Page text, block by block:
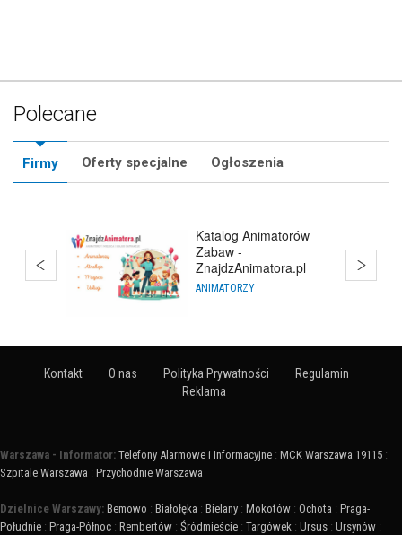
Polecane
Firmy Oferty specjalne Ogłoszenia
Katalog Animatorów
Zabaw -
ZnajdzAnimatora.pl
ANIMATORZY
Kontakt O nas Polityka Prywatności
Regulamin
Reklama
Warszawa - Informator: Telefony Alarmowe i Informacyjne : MCK Warszawa 19115 :
Szpitale Warszawa : Przychodnie Warszawa
Dzielnice Warszawy: Bemowo : Białołęka : Bielany : Mokotów : Ochota : Praga-
Południe : Praga-Północ : Rembertów : Śródmieście : Targówek : Ursus : Ursynów :